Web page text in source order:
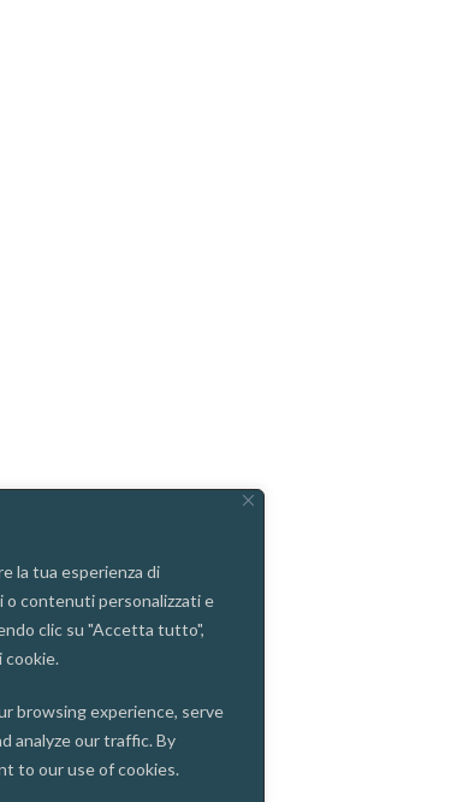
la tua esperienza di
o contenuti personalizzati e
clic su "Accetta tutto",
cookie.
browsing experience, serve
analyze our traffic. By
to our use of cookies.